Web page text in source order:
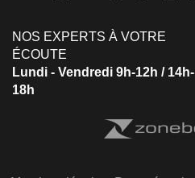
NOS EXPERTS À VOTRE
ÉCOUTE
Lundi - Vendredi 9h-12h / 14h-
18h